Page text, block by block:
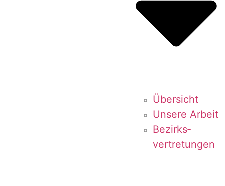
Über­sicht
Unse­re Arbeit
Bezirks­
vertretungen